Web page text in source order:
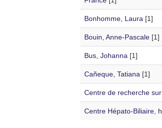
Bonhomme, Laura [1]
Bouin, Anne-Pascale[1]
Bus, Johanna [1]
Cañeque, Tatiana [1]
Centre de recherche
Centre Hépato-Biliaire,